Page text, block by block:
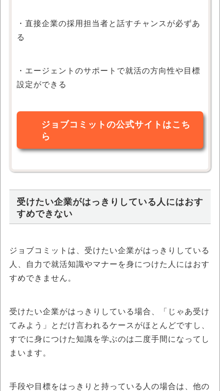
・直接企業の採用担当者と話すチャンスが必ずあ
る
・エージェントのサポートで就活の方向性や目標
設定ができる
ジョブコミットの公式サイトはこち
ら
受けたい企業がはっきりしている人にはおす
すめできない
ジョブコミットは、受けたい企業がはっきりしている
人、自力で就活知識やマナーを身につけた人にはおす
すめできません。
受けたい企業がはっきりしている場合、「じゃあ受け
てみよう」とだけ言われるケースがほとんどですし、
すでに身につけた知識を学ぶのは二度手間になってし
まいます。
手段や目標をはっきりと持っている人の場合は、他の